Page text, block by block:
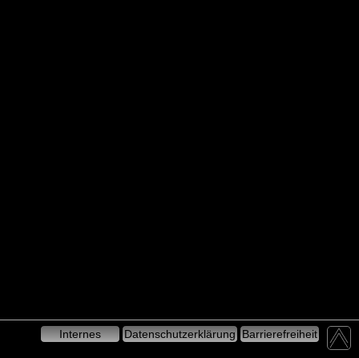
Internes Datenschutzerklärung Barrierefreiheit